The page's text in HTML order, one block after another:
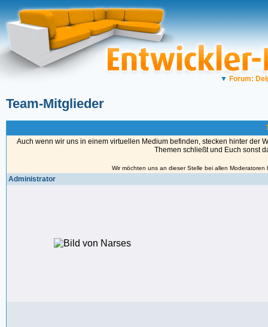
▼ Forum:
Team-Mitglieder
Auch wenn wir uns in einem virtuellen Medium befinden, stecken hinter der
Themen schließt und Euch sonst
Wir möchten uns an dieser Stelle bei allen
Administrator